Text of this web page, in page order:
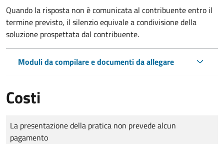
Quando la risposta non è comunicata al contribuente entro il
termine previsto, il silenzio equivale a condivisione della
soluzione prospettata dal contribuente.
Moduli da compilare e documenti da allegare
Costi
Tipo di pagamento
Importo
La presentazione della pratica non prevede alcun
pagamento